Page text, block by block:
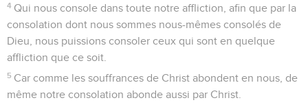
4 Qui nous console dans toute notre affliction, afin que par la
consolation dont nous sommes nous-mêmes consolés de
Dieu, nous puissions consoler ceux qui sont en quelque
affliction que ce soit.
5 Car comme les souffrances de Christ abondent en nous, de
même notre consolation abonde aussi par Christ.